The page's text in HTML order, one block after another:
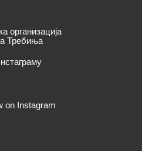
организација
Требиња
on Instagram